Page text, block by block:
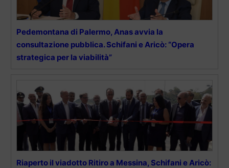
Pedemontana di Palermo, Anas avvia la
consultazione pubblica. Schifani e Aricò: “Opera
strategica per la viabilità”
Riaperto il viadotto Ritiro a Messina, Schifani e Aricò: